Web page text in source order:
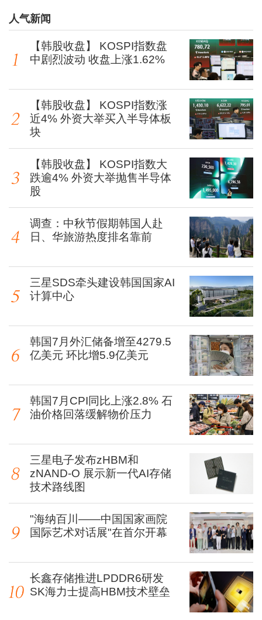
人气新闻
【韩股收盘】 KOSPI指数盘
中剧烈波动 收盘上涨1.62%
【韩股收盘】 KOSPI指数涨
近4% 外资大举买入半导体板
块
【韩股收盘】 KOSPI指数大
跌逾4% 外资大举抛售半导体
股
调查：中秋节假期韩国人赴
日、华旅游热度排名靠前
三星SDS牵头建设韩国国家AI
计算中心
韩国7月外汇储备增至4279.5
亿美元 环比增5.9亿美元
韩国7月CPI同比上涨2.8% 石
油价格回落缓解物价压力
三星电子发布zHBM和
zNAND-O 展示新一代AI存储
技术路线图
"海纳百川——中国国家画院
国际艺术对话展"在首尔开幕
长鑫存储推进LPDDR6研发
SK海力士提高HBM技术壁垒